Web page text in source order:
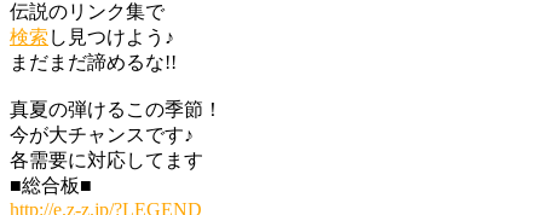
伝説のリンク集で
検索 し見つけよう♪
まだまだ諦めるな!!
真夏の弾けるこの季節！
今が大チャンスです♪
各需要に対応してます
■総合板■
http://e.z-z.jp/?LEGEND